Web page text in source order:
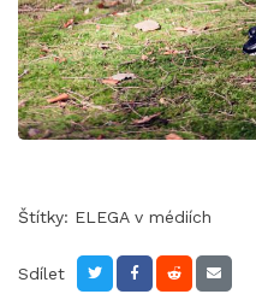
Štítky: ELEGA v médiích
Sdílet